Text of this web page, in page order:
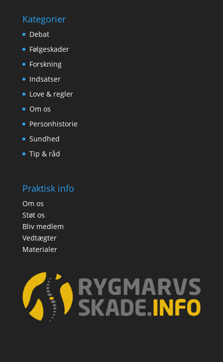
Kategorier
Debat
Følgeskader
Forskning
Indsatser
Love & regler
Om os
Personhistorie
Sundhed
Tip & råd
Praktisk info
Om os
Støt os
Bliv medlem
Vedtægter
Materialer